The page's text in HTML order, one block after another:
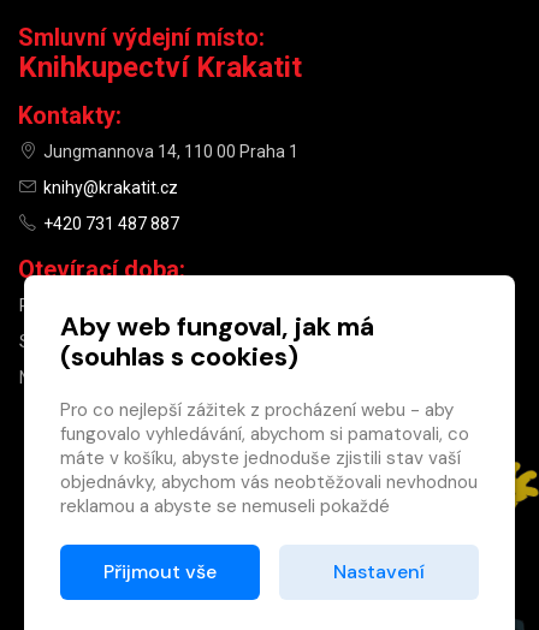
×
Máte u nás již
registrovaný
účet?
Registrací získáte slevu
na zboží ve výši 15 %
Smluvní výdejní místo:
Knihkupectví Krakatit
Kontakty:
Jungmannova 14, 110 00 Praha 1
knihy@krakatit.cz
+420 731 487 887
Otevírací doba:
PO–PÁ
SO
10:00–13:00
NE
Aby web fungoval, jak má
(souhlas s cookies)
Pro co nejlepší zážitek z procházení webu - aby
fungovalo vyhledávání, abychom si pamatovali, co
máte v košíku, abyste jednoduše zjistili stav vaší
objednávky, abychom vás neobtěžovali nevhodnou
reklamou a abyste se nemuseli pokaždé
Proto od vás potřebujeme souhlas se
zpracováním souborů cookies
Přijmout vše Nastavení